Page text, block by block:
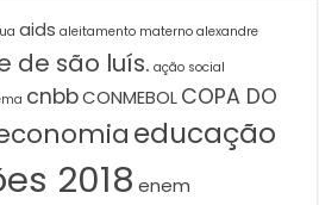
aids aleitamento materno alexandre
de são luís. ação social
cnbbCONMEBOLCOPA DO
educação
2018 enem